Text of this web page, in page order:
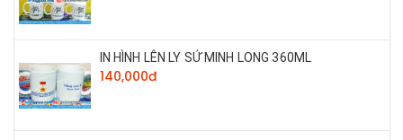
IN HÌNH LÊN LY SỨ MINH LONG 360ML
140,000đ